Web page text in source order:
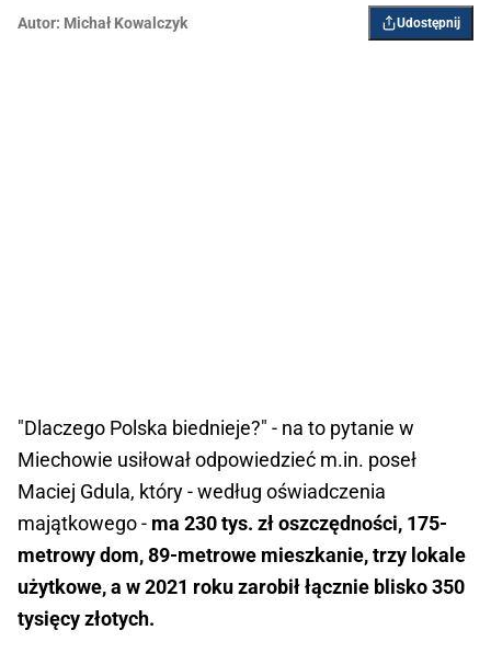
Autor: Michał Kowalczyk Udostępnij
"Dlaczego Polska biednieje?" - na to pytanie w
Miechowie usiłował odpowiedzieć m.in. poseł
Maciej Gdula, który - według oświadczenia
majątkowego - ma 230 tys. zł oszczędności, 175-
metrowy dom, 89-metrowe mieszkanie, trzy lokale
użytkowe, a w 2021 roku zarobił łącznie blisko 350
tysięcy złotych.